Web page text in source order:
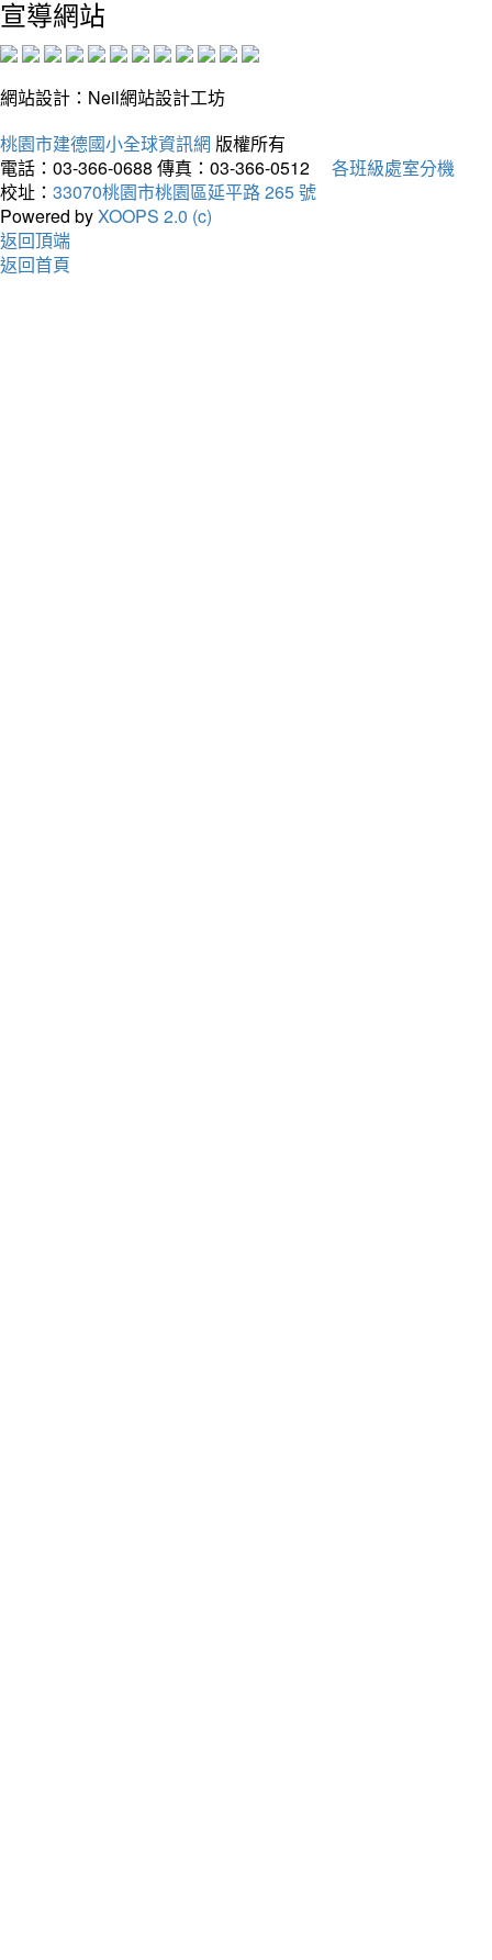
宣導網站
網站設計：Neil網站設計工坊
桃園市建德國小全球資訊網 版權所有
電話：03-366-0688 傳真：03-366-0512
各班級處室分機
校址： 33070桃園市桃園區延平路 265 號
Powered byXOOPS 2.0 (c)
返回頂端
返回首頁